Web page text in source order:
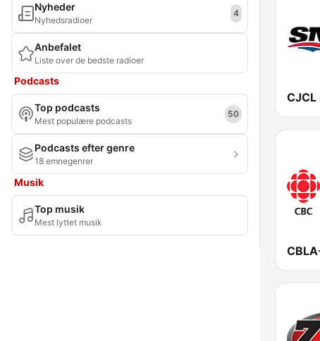
Nyheder
Nyhedsradioer
4
Anbefalet
Liste over de bedste radioer
Podcasts
Top podcasts
Mest populære podcasts
50
Podcasts efter genre
18 emnegenrer
Musik
Top musik
Mest lyttet musik